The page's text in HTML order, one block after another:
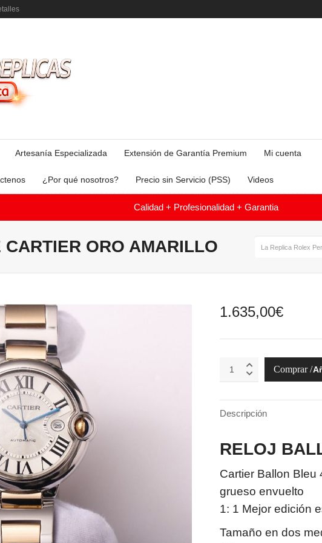
Artesanía Especializada Extensión de Garantía Premium Mi cuenta
¿Por qué nosotros? Precio sin Servicio (PSS) Videos
Calidad + Profesionalidad + Garantia
ORO AMARILLO La Replica Rolex
1.635,00€
BALLON
BLEU
CARTIER
ORO
Descripción
RELOJ
Cartier Ballon Bleu
grueso envuelto
1: 1 Mejor edición
Tamaño en dos